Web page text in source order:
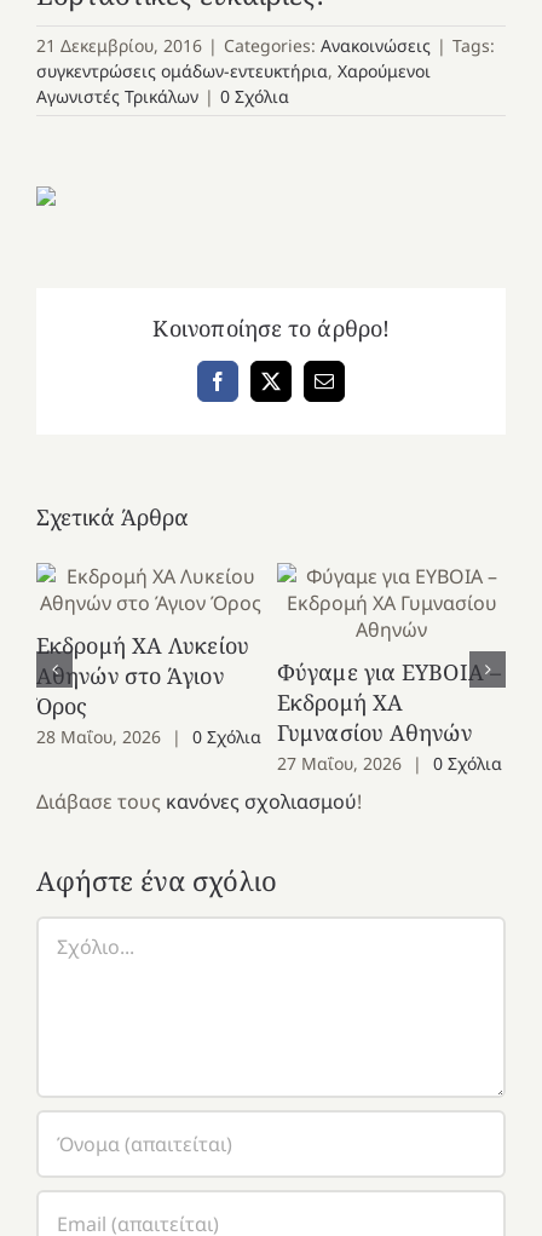
21 Δεκεμβρίου, 2016 | Categories: Ανακοινώσεις | Tags:
συγκεντρώσεις ομάδων-εντευκτήρια, Χαρούμενοι
Αγωνιστές Τρικάλων | 0 Σχόλια
Κοινοποίησε το άρθρο!
Facebook
X Email
Σχετικά Άρθρα
Εκδρομή ΧΑ Λυκείου
Αθηνών στο Άγιον
Όρος
28 Μαΐου, 2026 | 0 Σχόλια
Φύγαμε για ΕΥΒΟΙΑ –
Εκδρομή ΧΑ
Γυμνασίου Αθηνών
27 Μαΐου, 2026 | 0 Σχόλια
Διάβασε τους κανόνες σχολιασμού!
Αφήστε ένα σχόλιο